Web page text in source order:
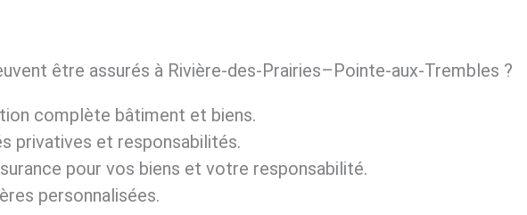
être assurés à Rivière-des-Prairies–Pointe-aux-Trembles ?
complète bâtiment et biens.
privatives et responsabilités.
pour vos biens et votre responsabilité.
personnalisées.